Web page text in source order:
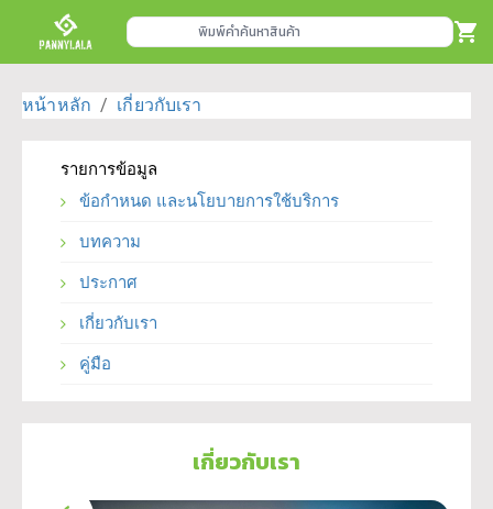
พิมพ์คำค้นหาสินค้า
หน้าหลัก / เกี่ยวกับเรา
รายการข้อมูล
ข้อกำหนด และนโยบายการใช้บริการ
บทความ
ประกาศ
เกี่ยวกับเรา
คู่มือ
เกี่ยวกับเรา